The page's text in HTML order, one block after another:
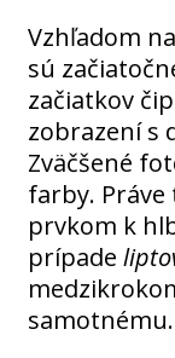
Vzhľadom
sú
začiatkov
zobrazení s
Zväčšené
farby.
prvkom k
prípade
samotnému.